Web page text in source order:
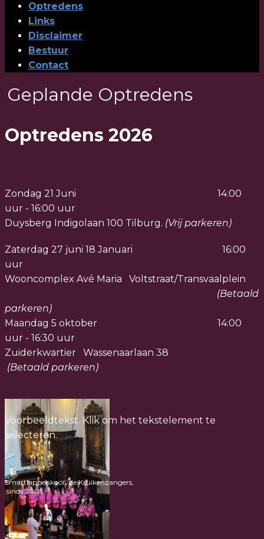
Optredens
Links
Disclaimer
Bestuur
Contact
Geplande Optredens
Optredens 2026
Zondag 21 Juni 14:00
uur - 16:00 uur
Duysberg Indigolaan 100 Tilburg. (Vrij parkeren)
Zaterdag 27 juni 18 Januari 16:00
uur
Wooncomplex Avé Maria Voltstraat/Transvaalplein
(Betaald
parkeren)
Maandag 5 oktober 14:00
uur - 16:30 uur
Zuiderkwartier Wassenaarlaan 38
(Betaald parkeren)
Voorbeeldtekst. Klik om het tekstelement te
selecteren.
Smartlappenkoor de Kruikenzangers,
sinds 2001.